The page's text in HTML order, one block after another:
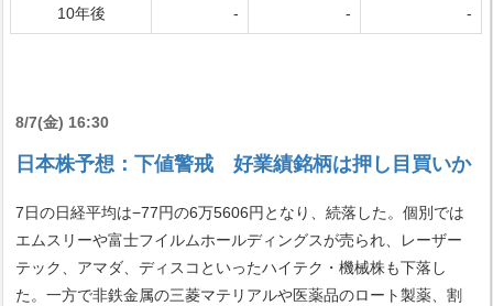
10年後 - - -
8/7(金) 16:30
日本株予想：下値警戒 好業績銘柄は押し目買いか
7日の日経平均は−77円の6万5606円となり、続落した。個別では
エムスリーや富士フイルムホールディングスが売られ、レーザー
テック、アマダ、ディスコといったハイテク・機械株も下落し
た。一方で非鉄金属の三菱マテリアルや医薬品のロート製薬、割